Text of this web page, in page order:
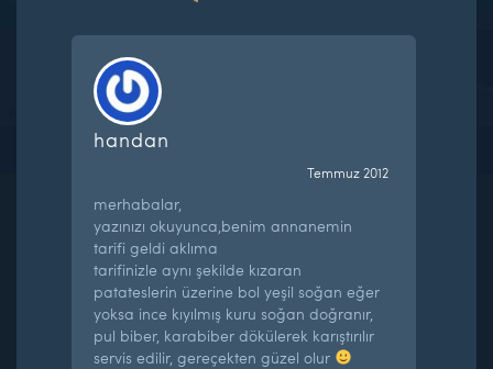
handan
Temmuz 2012
merhabalar,
yazınızı okuyunca,benim annanemin
tarifi geldi aklıma
tarifinizle aynı şekilde kızaran
patateslerin üzerine bol yeşil soğan eğer
yoksa ince kıyılmış kuru soğan doğranır,
pul biber, karabiber dökülerek karıştırılır
servis edilir, gereçekten güzel olur